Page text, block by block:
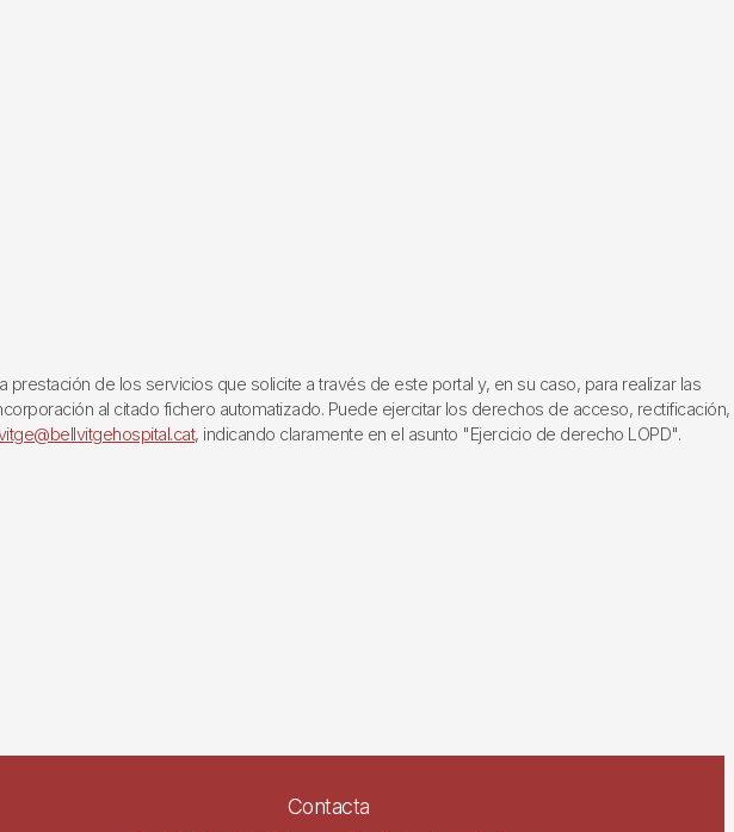
de los servicios que solicite a través de este portal y, en su caso, para realizar las
al citado fichero automatizado. Puede ejercitar los derechos de acceso, rectificación,
, indicando claramente en el asunto "Ejercicio de derecho LOPD".
Contacta